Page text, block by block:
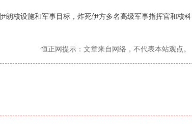
核设施和军事目标，炸死伊方多名高级军事指挥官和核科
恒正网提示：文章来自网络，不代表本站观点。
深证成指 14110.12 -34.08 -0.24%